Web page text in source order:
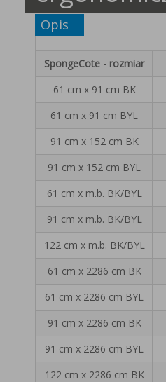
Opis
SpongeCote - rozmiar
61 cm x 91 cm BK
61 cm x 91 cm BYL
91 cm x 152 cm BK
91 cm x 152 cm BYL
61 cm x m.b. BK/BYL
91 cm x m.b. BK/BYL
122 cm x m.b. BK/BYL
61 cm x 2286 cm BK
61 cm x 2286 cm BYL
91 cm x 2286 cm BK
91 cm x 2286 cm BYL
122 cm x 2286 cm BK